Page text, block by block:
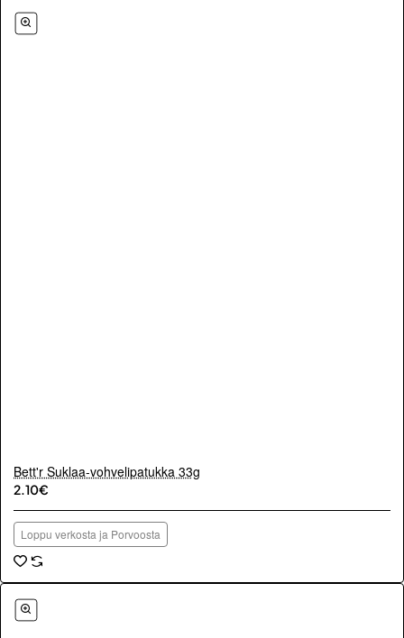
Bett'r Suklaa-vohvelipatukka 33g
2.10€
Loppu verkosta ja Porvoosta